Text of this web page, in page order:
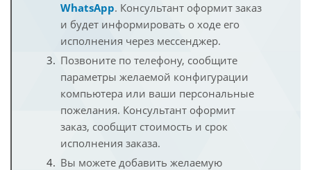
WhatsApp. Консультант оформит заказ
и будет информировать о ходе его
исполнения через мессенджер.
Позвоните по телефону, сообщите
параметры желаемой конфигурации
компьютера или ваши персональные
пожелания. Консультант оформит
заказ, сообщит стоимость и срок
исполнения заказа.
Вы можете добавить желаемую